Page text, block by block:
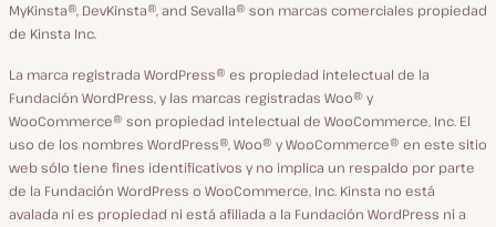
MyKinsta®, DevKinsta®, and Sevalla® son marcas comerciales propiedad
de Kinsta Inc.
La marca registrada WordPress® es propiedad intelectual de la
Fundación WordPress, y las marcas registradas Woo® y
WooCommerce® son propiedad intelectual de WooCommerce, Inc. El
uso de los nombres WordPress®, Woo® y WooCommerce® en este sitio
web sólo tiene fines identificativos y no implica un respaldo por parte
de la Fundación WordPress o WooCommerce, Inc. Kinsta no está
avalada ni es propiedad ni está afiliada a la Fundación WordPress ni a